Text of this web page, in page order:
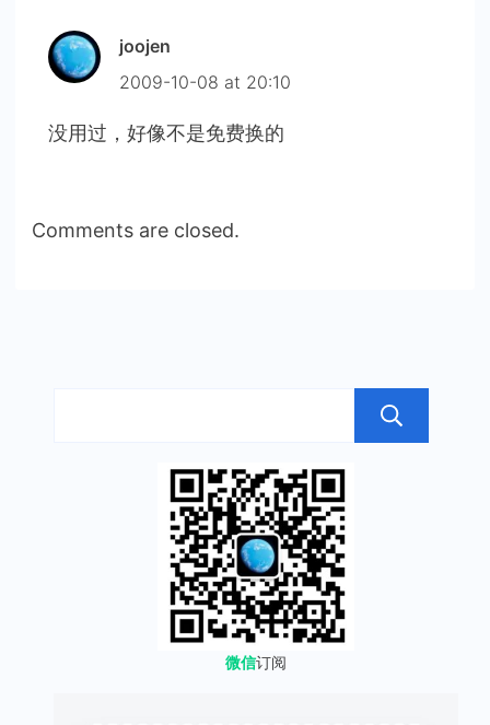
joojen
2009-10-08 at 20:10
没用过，好像不是免费换的
Comments are closed.
微信订阅